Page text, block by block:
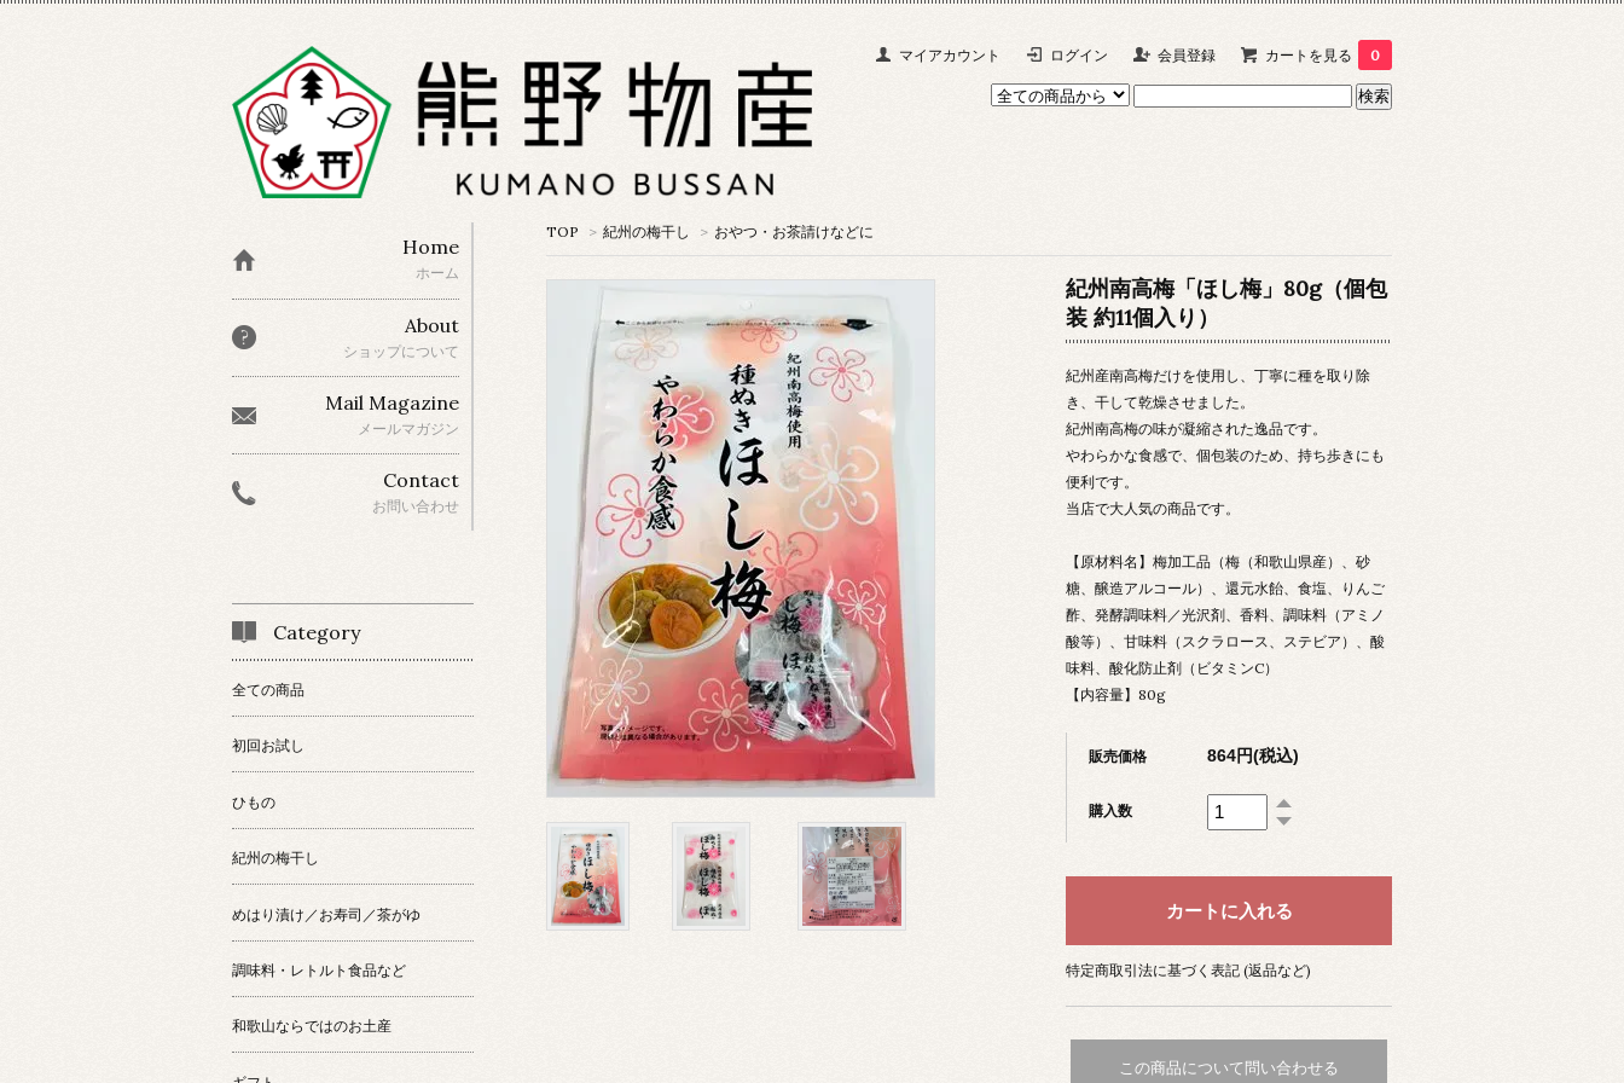
マイアカウント ログイン 会員登録 カートを見る 0
TOP > 紀州の梅干し > おやつ・お茶請けなどに
紀州南高梅「ほし梅」80g（個包
装 約11個入り）
紀州産南高梅だけを使用し、丁寧に種を取り除
き、干して乾燥させました。
紀州南高梅の味が凝縮された逸品です。
やわらかな食感で、個包装のため、持ち歩きにも
便利です。
当店で大人気の商品です。
【原材料名】梅加工品（梅（和歌山県産）、砂
糖、醸造アルコール）、還元水飴、食塩、りんご
酢、発酵調味料／光沢剤、香料、調味料（アミノ
酸等）、甘味料（スクラロース、ステビア）、酸
味料、酸化防止剤（ビタミンC）
【内容量】80g
販売価格 864円(税込)
購入数
特定商取引法に基づく表記 (返品など)
この商品について問い合わせる
Home
ホーム
About
ショップについて
Mail Magazine
メールマガジン
Contact
お問い合わせ
Category
全ての商品
初回お試し
ひもの
紀州の梅干し
めはり漬け／お寿司／茶がゆ
調味料・レトルト食品など
和歌山ならではのお土産